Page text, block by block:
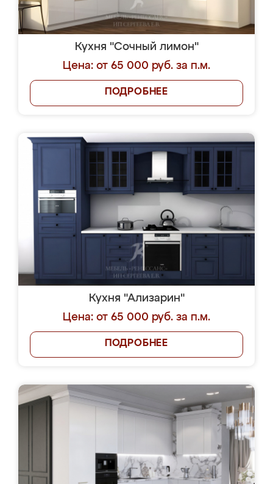
Кухня "Сочный лимон"
Цена: от 65 000 руб. за п.м.
ПОДРОБНЕЕ
Кухня "Ализарин"
Цена: от 65 000 руб. за п.м.
ПОДРОБНЕЕ